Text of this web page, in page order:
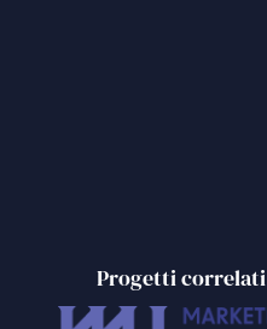
Progetti correlati